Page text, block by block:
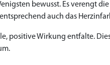
bewusst. Es verengt
auch das
positive Wirkung entfalte.